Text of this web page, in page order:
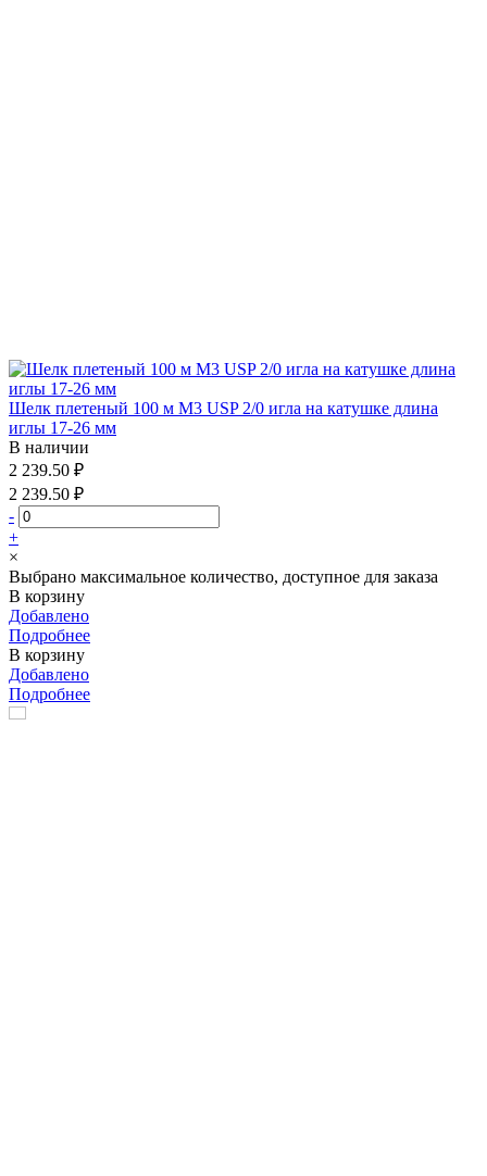
Шелк плетеный 100 м М3 USP 2/0 игла на катушке длина
иглы 17-26 мм
В наличии
2 239.50 ₽
2 239.50 ₽
-
+
×
Выбрано максимальное количество, доступное для заказа
В корзину
Добавлено
Подробнее
В корзину
Добавлено
Подробнее